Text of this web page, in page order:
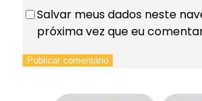
Salvar meus dados neste
próxima vez que eu